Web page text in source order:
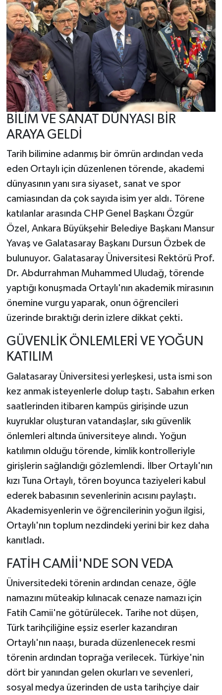
BİLİM VE SANAT DÜNYASI BİR
ARAYA GELDİ
Tarih bilimine adanmış bir ömrün ardından veda
eden Ortaylı için düzenlenen törende, akademi
dünyasının yanı sıra siyaset, sanat ve spor
camiasından da çok sayıda isim yer aldı. Törene
katılanlar arasında CHP Genel Başkanı Özgür
Özel, Ankara Büyükşehir Belediye Başkanı Mansur
Yavaş ve Galatasaray Başkanı Dursun Özbek de
bulunuyor. Galatasaray Üniversitesi Rektörü Prof.
Dr. Abdurrahman Muhammed Uludağ, törende
yaptığı konuşmada Ortaylı'nın akademik mirasının
önemine vurgu yaparak, onun öğrencileri
üzerinde bıraktığı derin izlere dikkat çekti.
GÜVENLİK ÖNLEMLERİ VE YOĞUN
KATILIM
Galatasaray Üniversitesi yerleşkesi, usta ismi son
kez anmak isteyenlerle dolup taştı. Sabahın erken
saatlerinden itibaren kampüs girişinde uzun
kuyruklar oluşturan vatandaşlar, sıkı güvenlik
önlemleri altında üniversiteye alındı. Yoğun
katılımın olduğu törende, kimlik kontrolleriyle
girişlerin sağlandığı gözlemlendi. İlber Ortaylı'nın
kızı Tuna Ortaylı, tören boyunca taziyeleri kabul
ederek babasının sevenlerinin acısını paylaştı.
Akademisyenlerin ve öğrencilerinin yoğun ilgisi,
Ortaylı'nın toplum nezdindeki yerini bir kez daha
kanıtladı.
FATİH CAMİİ'NDE SON VEDA
Üniversitedeki törenin ardından cenaze, öğle
namazını müteakip kılınacak cenaze namazı için
Fatih Camii'ne götürülecek. Tarihe not düşen,
Türk tarihçiliğine eşsiz eserler kazandıran
Ortaylı'nın naaşı, burada düzenlenecek resmi
törenin ardından toprağa verilecek. Türkiye'nin
dört bir yanından gelen okurları ve sevenleri,
sosyal medya üzerinden de usta tarihçiye dair